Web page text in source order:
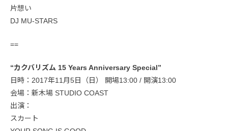
片想い
DJ MU-STARS
==
“カクバリズム 15 Years Anniversary Special”
日時：2017年11月5日（日） 開場13:00 / 開演13:00
会場：新木場 STUDIO COAST
出演：
スカート